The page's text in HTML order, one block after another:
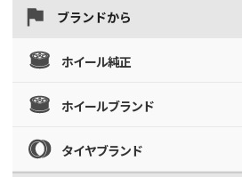
ブランドから
ホイール純正
ホイールブランド
タイヤブランド